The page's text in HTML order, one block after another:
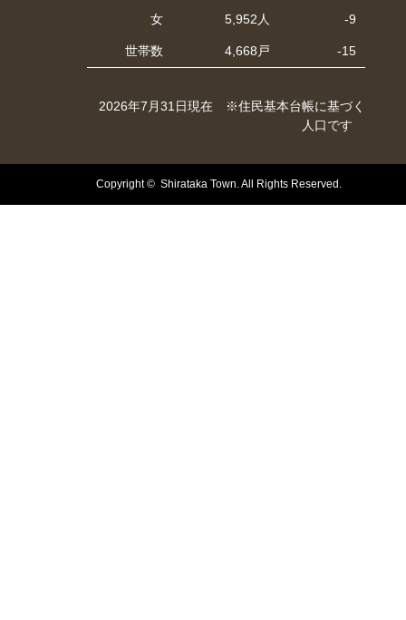
女 5,952人 -9
世帯数 4,668戸 -15
2026年7月31日現在 ※住民基本台帳に基づく
人口です
Copyright © Shirataka Town. All Rights Reserved.